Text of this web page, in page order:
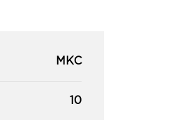
МКС
10